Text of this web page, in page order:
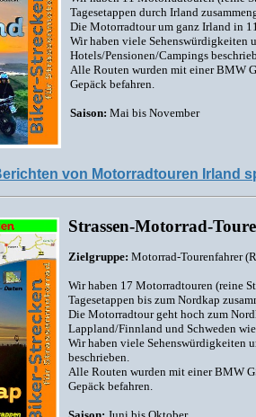
Tagesetappen durch Irland
Die Motorradtour um ganz Irland in
Wir haben viele Sehenswürdigkeiten
Hotels/Pensionen/Campings
Alle Routen wurden mit einer BMW
Gepäck befahren.
Saison: Mai bis November
von Motorradtouren Irland
Strassen-Motorrad-
Zielgruppe: Motorrad-Tourenfahrer
Wir haben 17 Motorradtouren (reine
Tagesetappen bis zum Nordkap
Die Motorradtour geht hoch zum
Lappland/Finnland und Schweden
Wir haben viele Sehenswürdigkeiten
beschrieben.
Alle Routen wurden mit einer BMW
Gepäck befahren.